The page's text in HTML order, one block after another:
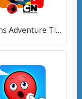
Bloons Adventure Time TD (Блунс Приключения Времени ТД) [МОД Много денег] APK Android